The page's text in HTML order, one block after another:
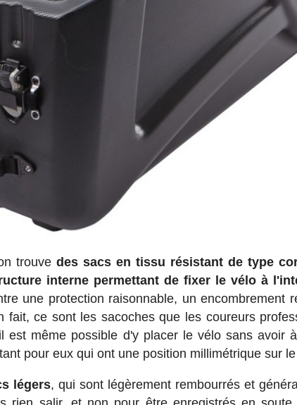
trouve des sacs en tissu résistant de type
interne permettant de fixer le vélo à
une protection raisonnable, un encombrement
fait, ce sont les sacoches que les coureurs
est même possible d'y placer le vélo sans avoir
pour eux qui ont une position millimétrique sur
légers, qui sont légèrement rembourrés et